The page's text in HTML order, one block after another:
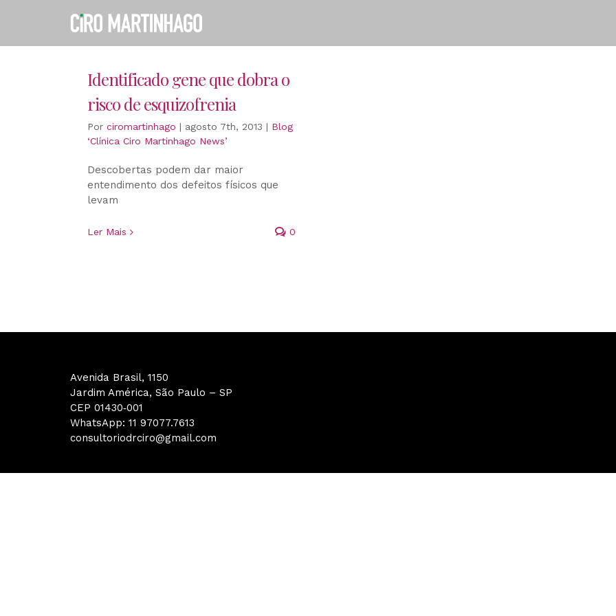
Identificado gene que dobra o
risco de esquizofrenia
Por ciromartinhago | agosto 7th, 2013 | Blog
‘Clínica Ciro Martinhago News’
Descobertas podem dar maior
entendimento dos defeitos físicos que
levam
Ler Mais 0
Avenida Brasil, 1150
Jardim América, São Paulo – SP
CEP 01430‑001
WhatsApp: 11 97077.7613
consultoriodrciro@gmail.com